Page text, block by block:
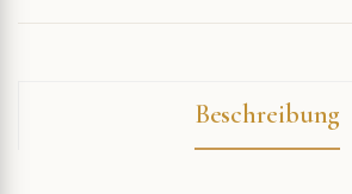
Beschreibung